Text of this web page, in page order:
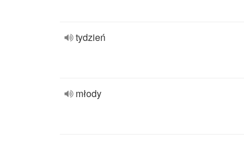
tydzień
młody